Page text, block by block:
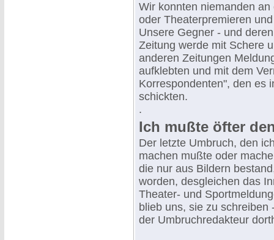
Wir konnten niemanden an
oder Theaterpremieren
Unsere Gegner - und
Zeitung werde mit Schere
anderen Zeitungen
aufklebten und mit dem
Korrespondenten", den es
schickten.
.
Ich mußte öfter
Der letzte Umbruch, den
machen mußte oder
die nur aus Bildern
worden, desgleichen das
Theater- und
blieb uns, sie zu
der Umbruchredakteur